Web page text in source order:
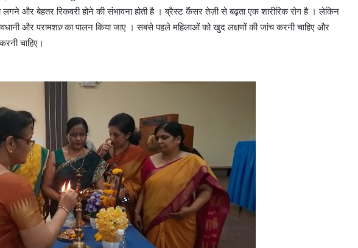
और बेहतर रिकवरी होने की संभावना होती है । ब्रैस्ट कैंसर तेज़ी से बढ़ता एक शारीरिक रोग है । लेकिन
और परामशज़् का पालन किया जाए । सबसे पहले महिलाओं को खुद लक्षणों की जांच करनी चाहिए और
चाहिए।